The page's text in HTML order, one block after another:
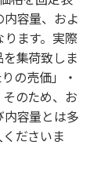
容量、およ
ます。実際
集荷致しま
の売価」・
そのため、お
内容量とは多
ださいま